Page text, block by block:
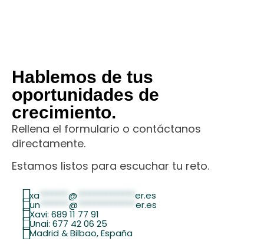
Hablemos de tus
oportunidades de
crecimiento.
Rellena el formulario o contáctanos
directamente.
Estamos listos para escuchar tu reto.
xa @ er.es
un*******@ **************er.es
Xavi: 689 11 77 91
Unai: 677 42 06 25
Madrid & Bilbao, España